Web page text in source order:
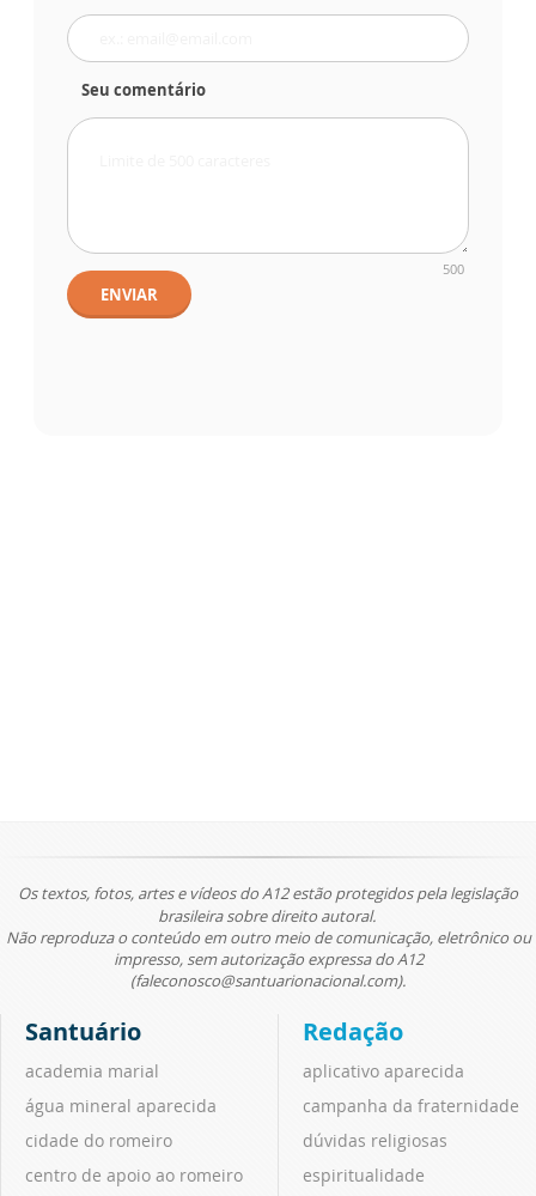
Seu comentário
500
ENVIAR
Os textos, fotos, artes e vídeos do A12 estão protegidos pela legislação
brasileira sobre direito autoral.
Não reproduza o conteúdo em outro meio de comunicação, eletrônico ou
impresso, sem autorização expressa do A12
(faleconosco@santuarionacional.com).
Santuário
academia marial
água mineral aparecida
cidade do romeiro
centro de apoio ao romeiro
Redação
aplicativo aparecida
campanha da fraternidade
dúvidas religiosas
espiritualidade